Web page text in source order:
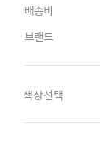
배송비
브랜드
색상선택